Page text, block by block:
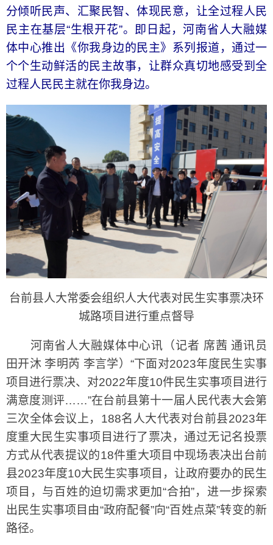
分倾听民声、汇聚民智、体现民意，让全过程人民
民主在基层“生根开花”。即日起，河南省人大融媒
体中心推出《你我身边的民主》系列报道，通过一
个个生动鲜活的民主故事，让群众真切地感受到全
过程人民民主就在你我身边。
台前县人大常委会组织人大代表对民生实事票决环
城路项目进行重点督导
河南省人大融媒体中心讯（记者 席茜 通讯员
田开沐 李明芮 李言学）“下面对2023年度民生实事
项目进行票决、对2022年度10件民生实事项目进行
满意度测评……”在台前县第十一届人民代表大会第
三次全体会议上，188名人大代表对台前县2023年
度重大民生实事项目进行了票决，通过无记名投票
方式从代表提议的18件重大项目中现场表决出台前
县2023年度10大民生实事项目，让政府要办的民生
项目，与百姓的迫切需求更加“合拍”，进一步探索
出民生实事项目由“政府配餐”向“百姓点菜”转变的新
路径。